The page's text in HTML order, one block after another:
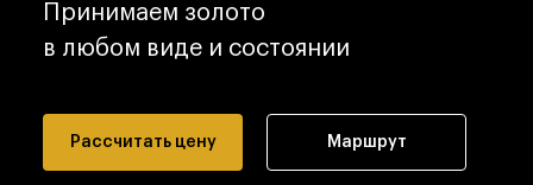
Принимаем золото
в любом виде и состоянии
Рассчитать цену маршрут